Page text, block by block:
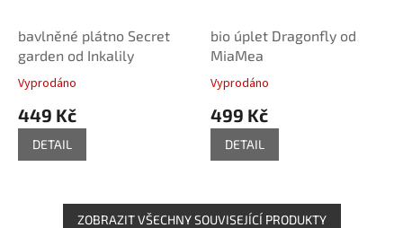
bavlněné plátno Secret
garden od Inkalily
Vyprodáno
449 Kč
DETAIL
bio úplet Dragonfly od
MiaMea
Vyprodáno
499 Kč
DETAIL
ZOBRAZIT VŠECHNY SOUVISEJÍCÍ PRODUKTY